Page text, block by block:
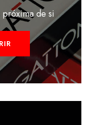
próxima de si